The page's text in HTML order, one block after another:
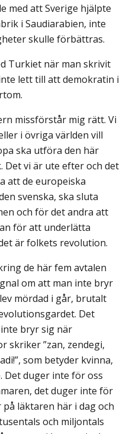
med att Sverige hjälpte
i Saudiarabien, inte
skulle förbättras.
Turkiet när man skrivit
lett till att demokratin i
missförstår mig rätt. Vi
i övriga världen vill
ska utföra den här
vi är ute efter och det
att de europeiska
svenska, ska sluta
och för det andra att
för att underlätta
är folkets revolution.
de här fem avtalen
om att man inte bryr
mördad i går, brutalt
Det
bryr sig när
skriker ”zan, zendegi,
som betyder kvinna,
Det duger inte för oss
det duger inte för
läktaren här i dag och
och miljontals